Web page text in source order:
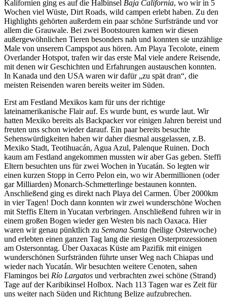
Kalifornien ging es auf die Halbinsel Baja California, wo wir in 5
Wochen viel Wüste, Dirt Roads, wild campen erlebt haben. Zu den
Highlights gehörten außerdem ein paar schöne Surfstrände und vor
allem die Grauwale. Bei zwei Bootstouren kamen wir diesen
außergewöhnlichen Tieren besonders nah und konnten sie unzählige
Male von unserem Campspot aus hören. Am Playa Tecolote, einem
Overlander Hotspot, trafen wir das erste Mal viele andere Reisende,
mit denen wir Geschichten und Erfahrungen austauschen konnten.
In Kanada und den USA waren wir dafür „zu spät dran“, die
meisten Reisenden waren bereits weiter im Süden.
Erst am Festland Mexikos kam für uns der richtige
lateinamerikanische Flair auf. Es wurde bunt, es wurde laut. Wir
hatten Mexiko bereits als Backpacker vor einigen Jahren bereist und
freuten uns schon wieder darauf. Ein paar bereits besuchte
Sehenswürdigkeiten haben wir daher diesmal ausgelassen, z.B.
Mexiko Stadt, Teotihuacán, Agua Azul, Palenque Ruinen. Doch
kaum am Festland angekommen mussten wir aber Gas geben. Steffi
Eltern besuchten uns für zwei Wochen in Yucatán. So legten wir
einen kurzen Stopp in Cerro Pelon ein, wo wir Abermillionen (oder
gar Milliarden) Monarch-Schmetterlinge bestaunen konnten.
Anschließend ging es direkt nach Playa del Carmen. Über 2000km
in vier Tagen! Doch dann konnten wir zwei wunderschöne Wochen
mit Steffis Eltern in Yucatan verbringen. Anschließend fuhren wir in
einem großen Bogen wieder gen Westen bis nach Oaxaca. Hier
waren wir genau pünktlich zu Semana Santa (heilige Osterwoche)
und erlebten einen ganzen Tag lang die riesigen Osterprozessionen
am Ostersonntag. Über Oaxacas Küste am Pazifik mit einigen
wunderschönen Surfstränden führte unser Weg nach Chiapas und
wieder nach Yucatán. Wir besuchten weitere Cenoten, sahen
Flamingos bei Río Largatos und verbrachten zwei schöne (Strand)
Tage auf der Karibikinsel Holbox. Nach 113 Tagen war es Zeit für
uns weiter nach Süden und Richtung Belize aufzubrechen.